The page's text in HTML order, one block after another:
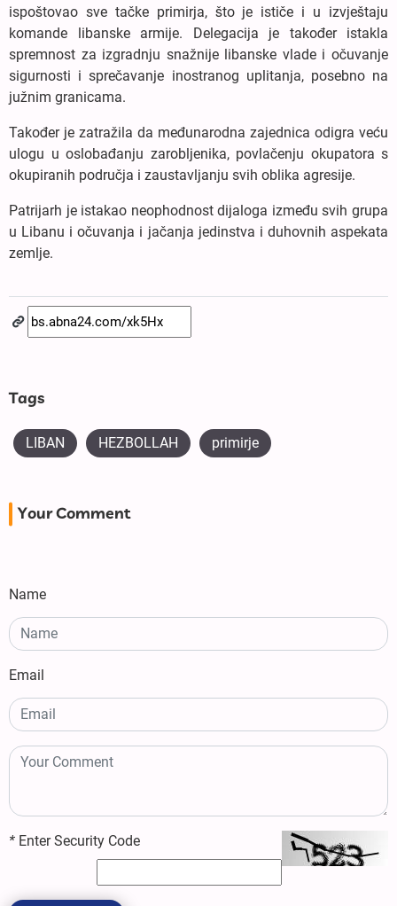
ispoštovao sve tačke primirja, što je ističe i u izvještaju
komande libanske armije. Delegacija je također istakla
spremnost za izgradnju snažnije libanske vlade i očuvanje
sigurnosti i sprečavanje inostranog uplitanja, posebno na
južnim granicama.
Također je zatražila da međunarodna zajednica odigra veću
ulogu u oslobađanju zarobljenika, povlačenju okupatora s
okupiranih područja i zaustavljanju svih oblika agresije.
Patrijarh je istakao neophodnost dijaloga između svih grupa
u Libanu i očuvanja i jačanja jedinstva i duhovnih aspekata
zemlje.
Tags
LIBAN HEZBOLLAH primirje
Your Comment
Name
Email
* Enter Security Code